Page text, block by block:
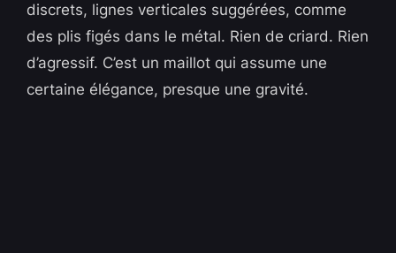
discrets, lignes verticales suggérées, comme
des plis figés dans le métal. Rien de criard. Rien
d’agressif. C’est un maillot qui assume une
certaine élégance, presque une gravité.